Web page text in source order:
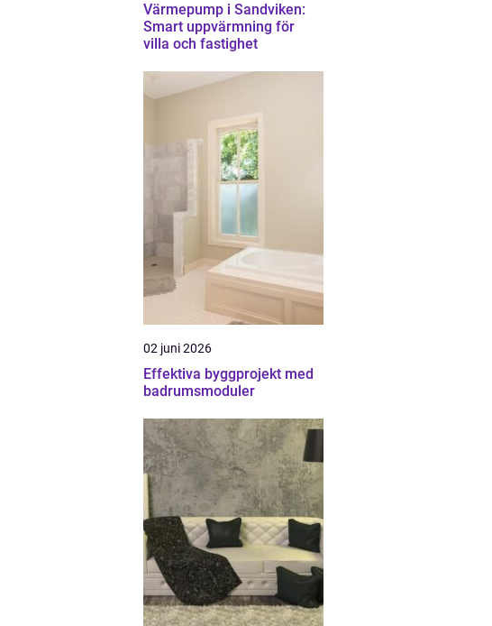
Värmepump i Sandviken:
Smart uppvärmning för
villa och fastighet
02 juni 2026
Effektiva byggprojekt med
badrumsmoduler